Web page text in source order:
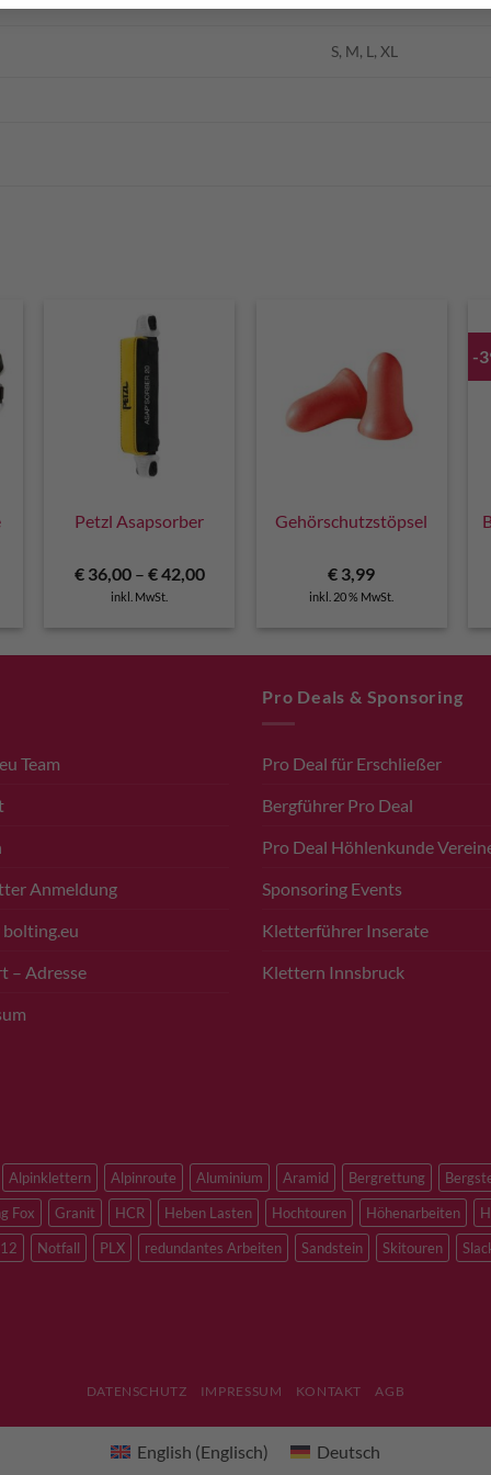
S, M, L, XL
Petzl Asapsorber
€36,00– €42,00
inkl. MwSt.
Gehörschutzstöpsel
€ 3,99
inkl. 20 % MwSt.
-
Team
Anmeldung
– Adresse
Pro Deals & Sponsoring
Pro Deal für Erschließer
Bergführer Pro Deal
Pro Deal Höhlenkunde
Sponsoring Events
Kletterführer Inserate
Klettern Innsbruck
Alpinklettern Alpinroute Aluminium Aramid Bergrettung
Fox Granit HCR Heben Lasten Hochtouren Höhenarbeiten
Notfall PLX redundantes Arbeiten Sandstein Skitouren
DATENSCHUTZ IMPRESSUM KONTAKT AGB
English (Englisch) Deutsch